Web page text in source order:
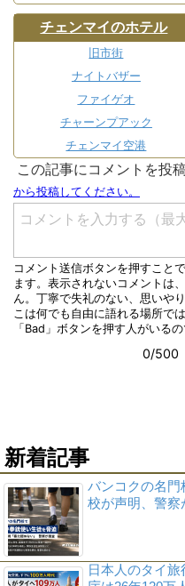
チェンマイのホテル
旧市街
ナイトバザー
ファイゲオ
チャーンプアック
チェンマイ空港
新着記事
バンコクの名
校が声明、警察
日本人のタイ